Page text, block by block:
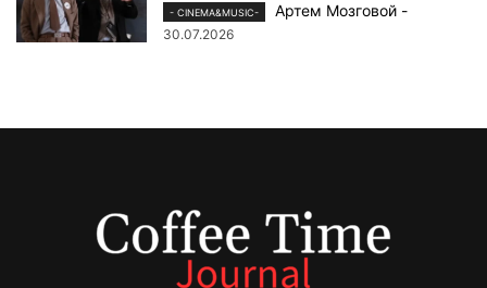
- CINEMA&MUSIC- Артем Мозговой -
30.07.2026